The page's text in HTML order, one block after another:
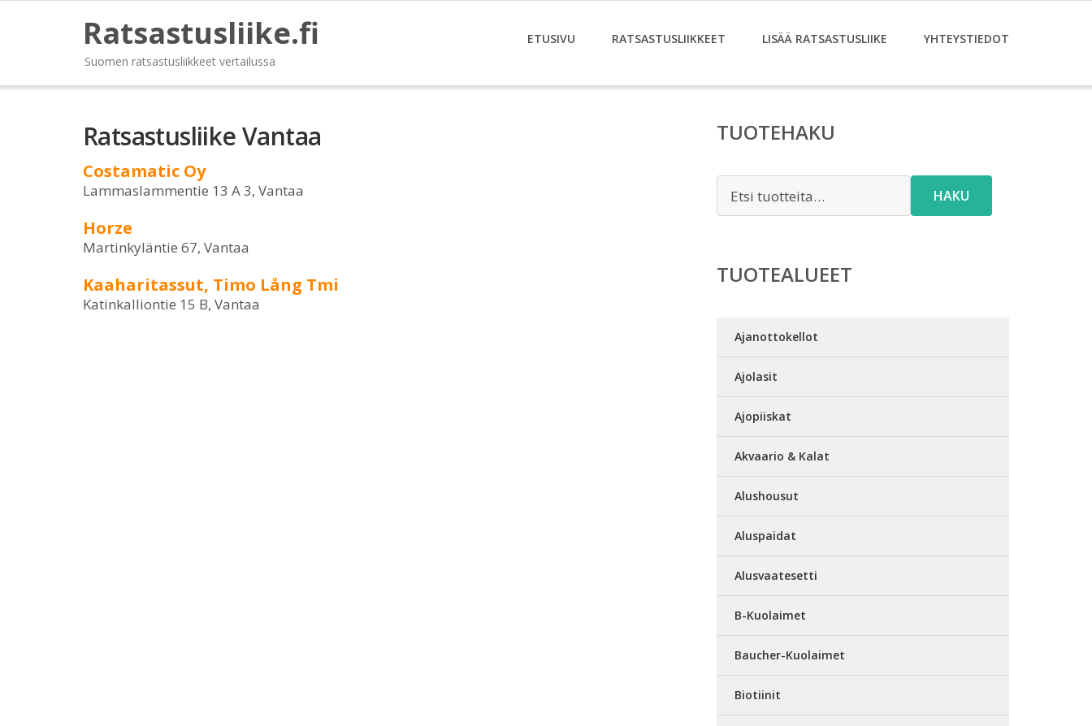
Ratsastusliike.fi
Suomen ratsastusliikkeet vertailussa
ETUSIVU RATSASTUSLIIKKEET LISÄÄ RATSASTUSLIIKE YHTEYSTIEDOT
Ratsastusliike Vantaa
Costamatic Oy
Lammaslammentie 13 A 3, Vantaa
Horze
Martinkyläntie 67, Vantaa
Kaaharitassut, Timo Lång Tmi
Katinkalliontie 15 B, Vantaa
TUOTEHAKU
HAKU
TUOTEALUEET
Ajanottokellot
Ajolasit
Ajopiiskat
Akvaario & Kalat
Alushousut
Aluspaidat
Alusvaatesetti
B-Kuolaimet
Baucher-Kuolaimet
Biotiinit